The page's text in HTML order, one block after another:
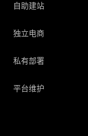
自助建站
独立电商
私有部署
平台维护